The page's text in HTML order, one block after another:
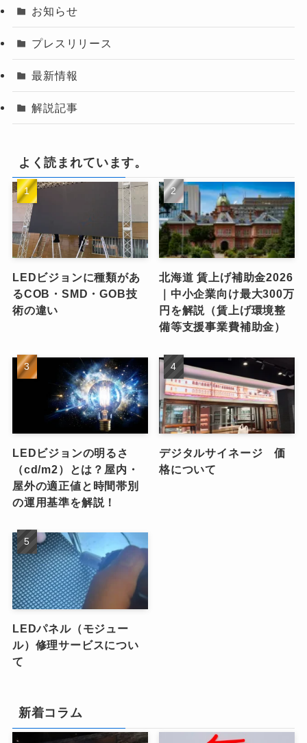
お知らせ
プレスリリース
最新情報
解説記事
よく読まれています。
LEDビジョンに種類があ
るCOB・SMD・GOB技
術の違い
北海道 賃上げ補助金2026
｜中小企業向け最大300万
円を解説（賃上げ環境整
備等支援事業費補助金）
LEDビジョンの明るさ
（cd/m2）とは？屋内・
屋外の適正値と時間帯別
の運用基準を解説！
デジタルサイネージ 価
格について
LEDパネル（モジュー
ル）修理サービスについ
て
新着コラム